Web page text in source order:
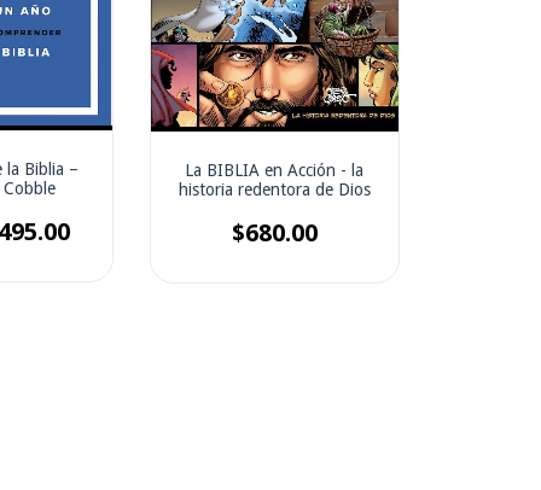
la Biblia –
La BIBLIA en Acción - la
historia redentora de Dios
$680.00